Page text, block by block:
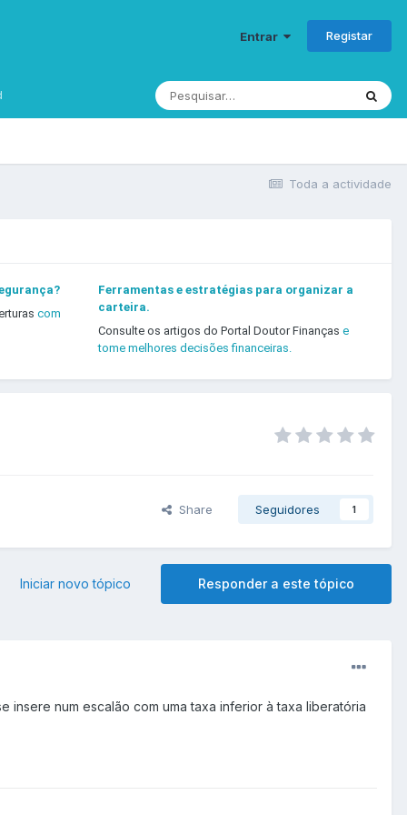
Entrar Registar
Toda a actividade
com
Ferramentas e estratégias para organizar a
carteira.
Consulte os artigos do Portal Doutor Finanças e
tome melhores decisões financeiras.
Share Seguidores 1
Responder a este tópico
Iniciar novo tópico
num escalão com uma taxa inferior à taxa liberatória